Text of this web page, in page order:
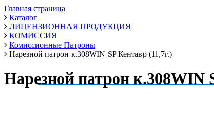
Главная страница
Каталог
ЛИЦЕНЗИОННАЯ ПРОДУКЦИЯ
КОМИССИЯ
Комиссионные Патроны
Нарезной патрон к.308WIN SP Кентавр (11,7г.)
Нарезной патрон к.308WIN